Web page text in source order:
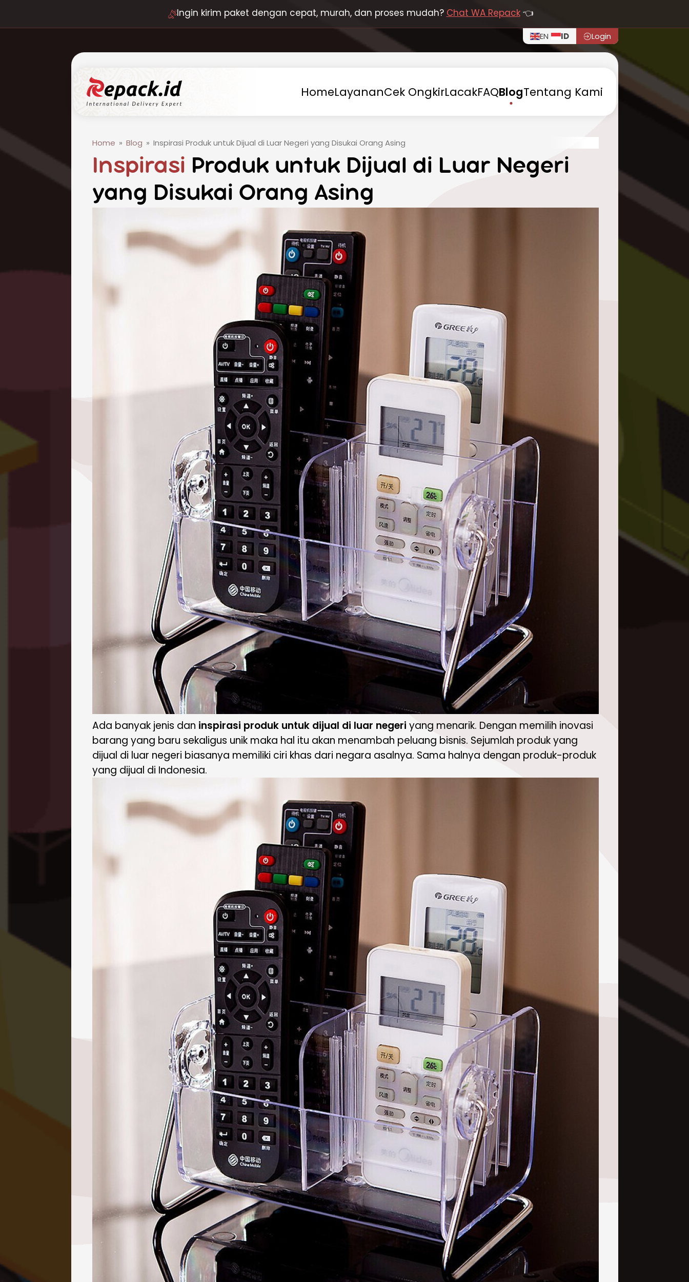
Ingin kirim paket dengan cepat, murah, dan proses mudah? Chat WA Repack👈
EN ID Login
HomeLayananCekOngkirLacakFAQBlogTentang Kami
Home » Blog » Inspirasi Produk untuk Dijual di Luar Negeri yang Disukai Orang Asing
Inspirasi Produk untuk Dijual di Luar Negeri
yang Disukai Orang Asing
Ada banyak jenis dan inspirasi produk untuk dijual di luar negeri yang menarik. Dengan memilih inovasi
barang yang baru sekaligus unik maka hal itu akan menambah peluang bisnis. Sejumlah produk yang
dijual di luar negeri biasanya memiliki ciri khas dari negara asalnya. Sama halnya dengan produk-produk
yang dijual di Indonesia.